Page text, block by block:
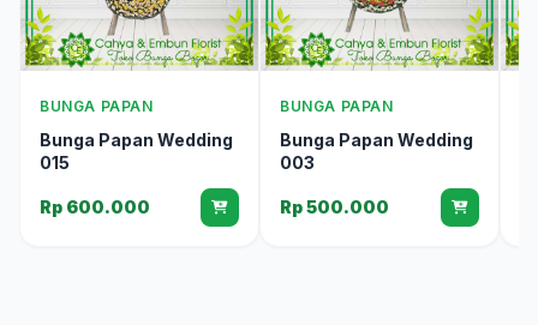
BUNGA PAPAN
Bunga Papan Wedding
015
Rp 600.000
BUNGA PAPAN
Bunga Papan Wedding
003
Rp 500.000